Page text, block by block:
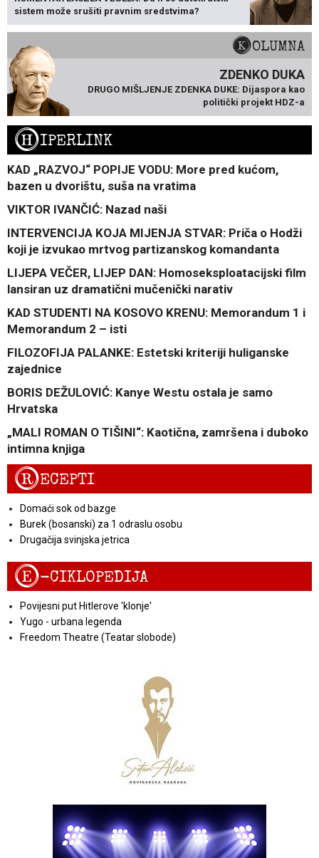
sistem može srušiti pravnim sredstvima?
KOLUMNA
ZDENKO DUKA
DRUGO MIŠLJENJE ZDENKA DUKE: Dijaspora kao
politički projekt HDZ-a
HIPERLINK
KAD „RAZVOJ“ POPIJE VODU: More pred kućom,
bazen u dvorištu, suša na vratima
VIKTOR IVANČIĆ: Nazad naši
INTERVENCIJA KOJA MIJENJA STVAR: Priča o Hodži
koji je izvukao mrtvog partizanskog komandanta
LIJEPA VEČER, LIJEP DAN: Homoseksploatacijski film
lansiran uz dramatični mučenički narativ
KAD STUDENTI NA KOSOVO KRENU: Memorandum 1 i
Memorandum 2 – isti
FILOZOFIJA PALANKE: Estetski kriteriji huliganske
zajednice
BORIS DEŽULOVIĆ: Kanye Westu ostala je samo
Hrvatska
„MALI ROMAN O TIŠINI“: Kaotična, zamršena i duboko
intimna knjiga
RECEPTI
Domaći sok od bazge
Burek (bosanski) za 1 odraslu osobu
Drugačija svinjska jetrica
E-CIKLOPEDIJA
Povijesni put Hitlerove 'klonje'
Yugo - urbana legenda
Freedom Theatre (Teatar slobode)